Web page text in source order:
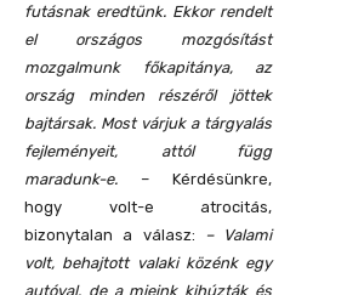
futásnak eredtünk. Ekkor rendelt
el országos mozgósítást
mozgalmunk főkapitánya, az
ország minden részéről jöttek
bajtársak. Most várjuk a tárgyalás
fejleményeit, attól függ
maradunk-e. – Kérdésünkre,
hogy volt-e atrocitás,
bizonytalan a válasz:
– Valami
volt, behajtott valaki közénk egy
autóval, de a mieink kihúzták és